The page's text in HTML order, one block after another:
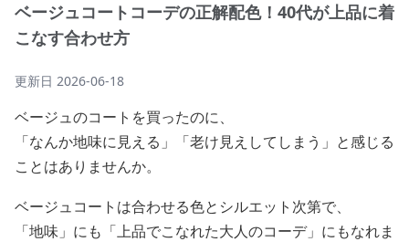
ベージュコートコーデの正解配色！40代が上品に着
こなす合わせ方
更新日 2026-06-18
ベージュのコートを買ったのに、
「なんか地味に見える」「老け見えしてしまう」と感じる
ことはありませんか。
ベージュコートは合わせる色とシルエット次第で、
「地味」にも「上品でこなれた大人のコーデ」にもなれま